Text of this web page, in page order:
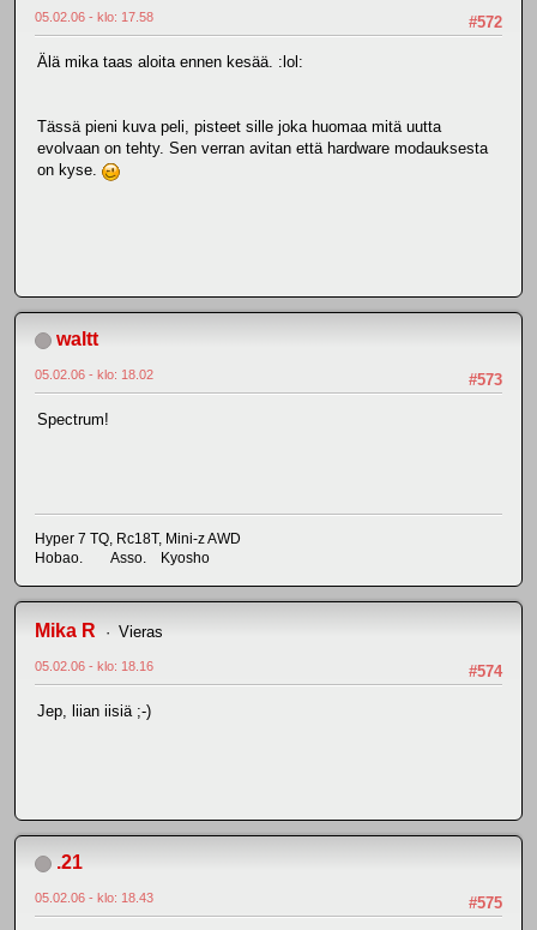
#572
05.02.06 - klo: 17.58
Älä mika taas aloita ennen kesää. :lol:
Tässä pieni kuva peli, pisteet sille joka huomaa mitä uutta
evolvaan on tehty. Sen verran avitan että hardware modauksesta
on kyse.
waltt
#573
05.02.06 - klo: 18.02
Spectrum!
Hyper 7 TQ, Rc18T, Mini-z AWD
Hobao. Asso. Kyosho
Mika R Vieras
#574
05.02.06 - klo: 18.16
Jep, liian iisiä ;-)
.21
#575
05.02.06 - klo: 18.43